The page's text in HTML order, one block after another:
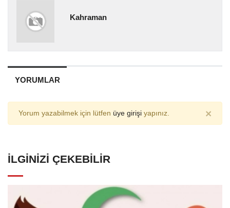
Kahraman
YORUMLAR
Yorum yazabilmek için lütfen üye girişi yapınız. ×
İLGINIZI ÇEKEBILIR